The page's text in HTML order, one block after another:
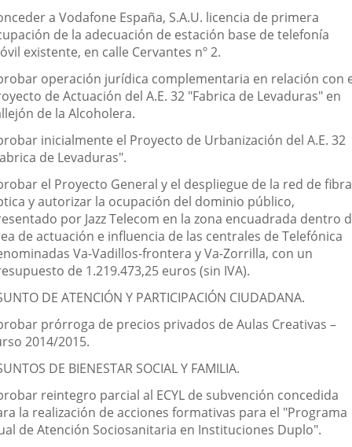
a Vodafone España, S.A.U. licencia de primera
de la adecuación de estación base de telefonía
existente, en calle Cervantes nº 2.
operación jurídica complementaria en relación con
de Actuación del A.E. 32 "Fabrica de Levaduras" en
de la Alcoholera.
inicialmente el Proyecto de Urbanización del A.E. 32
de Levaduras".
el Proyecto General y el despliegue de la red de fibra
y autorizar la ocupación del dominio público,
por Jazz Telecom en la zona encuadrada dentro
de actuación e influencia de las centrales de Telefónica
Va-Vadillos-frontera y Va-Zorrilla, con un
de 1.219.473,25 euros (sin IVA).
DE ATENCIÓN Y PARTICIPACIÓN CIUDADANA.
prórroga de precios privados de Aulas Creativas –
2014/2015.
DE BIENESTAR SOCIAL Y FAMILIA.
reintegro parcial al ECYL de subvención concedida
la realización de acciones formativas para el "Programa
de Atención Sociosanitaria en Instituciones Duplo".